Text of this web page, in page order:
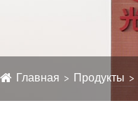
Главная Продукты